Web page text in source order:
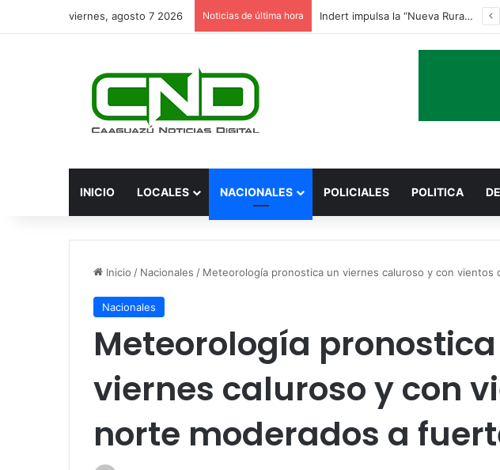
viernes, agosto 7 2026 Noticias de última hora Indert impulsa la “Nueva Ruralidad” para garantizar la titulación de tierras a familias campesinas.
INICIO LOCALES NACIONALES POLICIALES POLITICA
Inicio / Nacionales / Meteorología pronostica un viernes caluroso y con vientos
Nacionales
Meteorología
viernes caluroso y con
norte moderados a